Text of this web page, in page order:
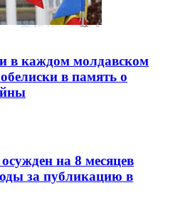
в каждом молдавском
обелиски в память о
на 8 месяцев
за публикацию в